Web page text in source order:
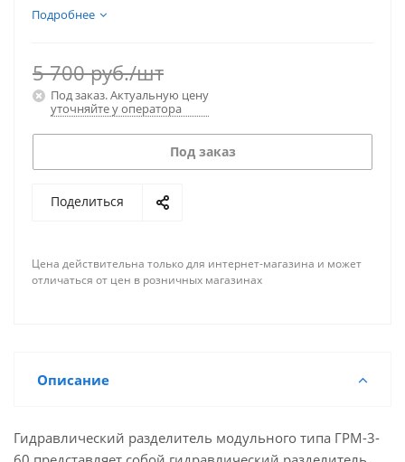
Подробнее
5 700руб./шт
Под заказ. Актуальную цену
уточняйте у оператора
Под заказ
Поделиться
Цена действительна только для интернет-магазина и может
отличаться от цен в розничных магазинах
Описание
Гидравлический разделитель модульного типа ГРМ-3-